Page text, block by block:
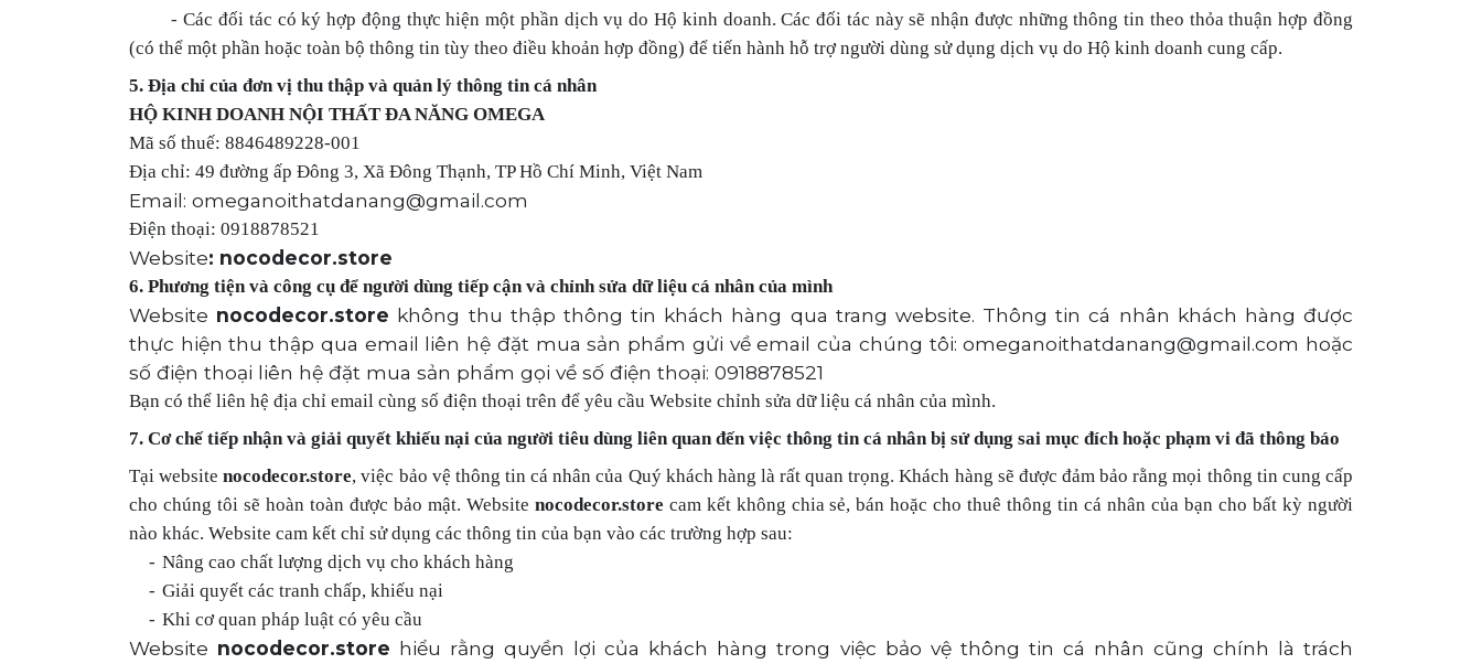
- Các đối tác có ký hợp động thực hiện một phần dịch vụ do Hộ kinh doanh. Các đối tác này sẽ nhận được những thông tin theo thỏa thuận hợp đồng
(có thể một phần hoặc toàn bộ thông tin tùy theo điều khoản hợp đồng) để tiến hành hỗ trợ người dùng sử dụng dịch vụ do Hộ kinh doanh cung cấp.
5. Địa chỉ của đơn vị thu thập và quản lý thông tin cá nhân
HỘ KINH DOANH NỘI THẤT ĐA NĂNG OMEGA
Mã số thuế: 8846489228-001
Địa chỉ: 49 đường ấp Đông 3, Xã Đông Thạnh, TP Hồ Chí Minh, Việt Nam
Email: omeganoithatdanang@gmail.com
Điện thoại: 0918878521
Website: nocodecor.store
6. Phương tiện và công cụ để người dùng tiếp cận và chỉnh sửa dữ liệu cá nhân của mình
Website nocodecor.store không thu thập thông tin khách hàng qua trang website. Thông tin cá nhân khách hàng được
thực hiện thu thập qua email liên hệ đặt mua sản phẩm gửi về email của chúng tôi: omeganoithatdanang@gmail.com hoặc
số điện thoại liên hệ đặt mua sản phẩm gọi về số điện thoại: 0918878521
Bạn có thể liên hệ địa chỉ email cùng số điện thoại trên để yêu cầu Website chỉnh sửa dữ liệu cá nhân của mình.
7. Cơ chế tiếp nhận và giải quyết khiếu nại của người tiêu dùng liên quan đến việc thông tin cá nhân bị sử dụng sai mục đích hoặc phạm vi đã thông báo
Tại website nocodecor.store, việc bảo vệ thông tin cá nhân của Quý khách hàng là rất quan trọng. Khách hàng sẽ được đảm bảo rằng mọi thông tin cung cấp
cho chúng tôi sẽ hoàn toàn được bảo mật. Website nocodecor.store cam kết không chia sẻ, bán hoặc cho thuê thông tin cá nhân của bạn cho bất kỳ người
nào khác. Website cam kết chỉ sử dụng các thông tin của bạn vào các trường hợp sau:
- Nâng cao chất lượng dịch vụ cho khách hàng
- Giải quyết các tranh chấp, khiếu nại
- Khi cơ quan pháp luật có yêu cầu
Website nocodecor.store hiểu rằng quyền lợi của khách hàng trong việc bảo vệ thông tin cá nhân cũng chính là trách